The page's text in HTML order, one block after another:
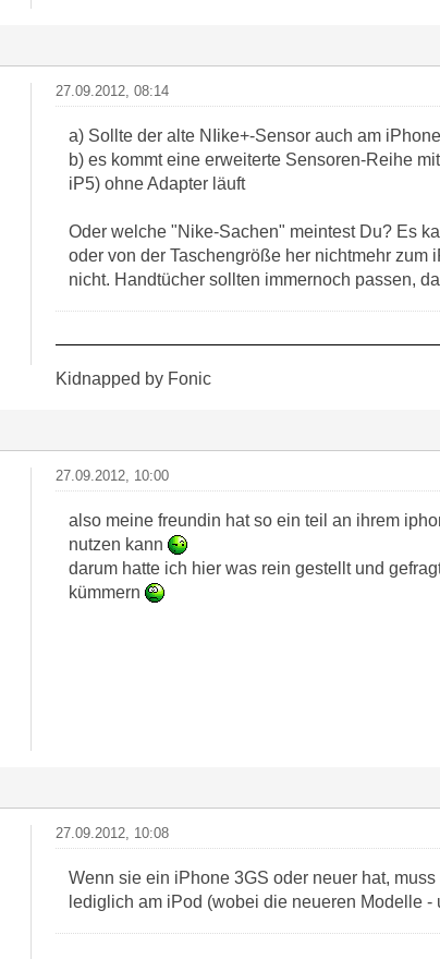
27.09.2012, 08:14
a) Sollte der alte NIike+-Sensor auch am
b) es kommt eine erweiterte Sensoren-Reihe
iP5) ohne Adapter läuft
Oder welche "Nike-Sachen" meintest Du? Es
oder von der Taschengröße her nichtmehr
nicht. Handtücher sollten immernoch passen,
Kidnapped by Fonic
27.09.2012, 10:00
also meine freundin hat so ein teil an ihrem
nutzen kann
darum hatte ich hier was rein gestellt und
kümmern
27.09.2012, 10:08
Wenn sie ein iPhone 3GS oder neuer hat,
lediglich am iPod (wobei die neueren Modelle